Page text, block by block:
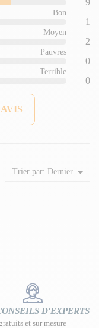
9
Bon
1
Moyen
2
Pauvres
0
Terrible
0
Trier par: Dernier
D'EXPERTS
gratuits et sur mesure